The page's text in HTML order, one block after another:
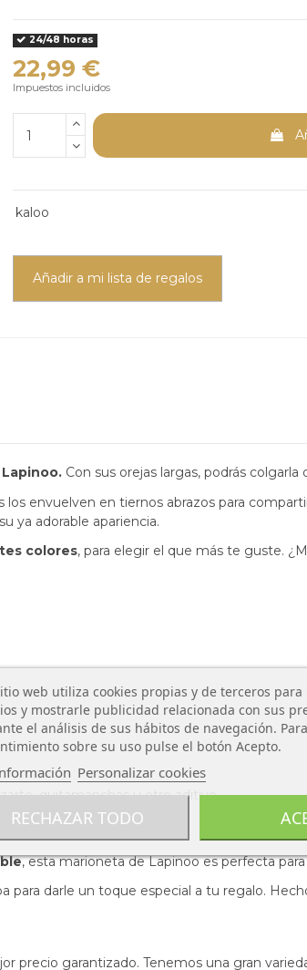
24/48 horas
22,99 €
Impuestos incluidos
kaloo
Añadir a mi lista de regalos
Con sus orejas largas, podrás
los envuelven en tiernos abrazos para
ya adorable apariencia.
colores, para elegir el que más te guste.
quitamanchas u otro aditivo.
, esta marioneta de Lapinoo es perfecta
para darle un toque especial a tu regalo.
precio garantizado. Tenemos una gran
web utiliza cookies propias y de terceros
y mostrarle publicidad relacionada con sus
el análisis de sus hábitos de navegación.
sobre su uso pulse el botón Acepto.
Personalizar cookies
RECHAZAR TODO